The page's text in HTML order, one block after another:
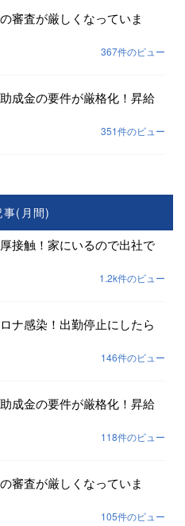
審査が厳しくなっていま
367件のビュー
成金の要件が厳格化！昇給
351件のビュー
事(月間)
接触！家にいるので出社で
1.2k件のビュー
ナ感染！出勤停止にしたら
146件のビュー
成金の要件が厳格化！昇給
118件のビュー
審査が厳しくなっていま
105件のビュー